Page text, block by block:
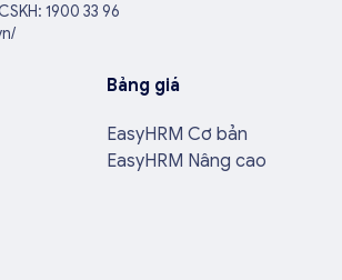
1900 33 96
Bảng giá
EasyHRM Cơ bản
EasyHRM Nâng cao